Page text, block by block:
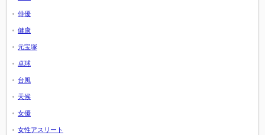
俳優
健康
元宝塚
卓球
台風
天候
女優
女性アスリート